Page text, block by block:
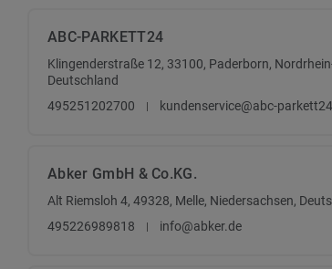
ABC-PARKETT24
Klingenderstraße 12, 33100, Paderborn,
Deutschland
495251202700
kundenservice@abc-
Abker GmbH & Co.KG.
Alt Riemsloh 4, 49328, Melle, Niedersachsen,
495226989818
info@abker.de